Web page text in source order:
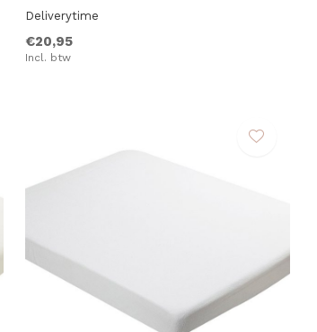
Deliverytime
€20,95
Incl. btw